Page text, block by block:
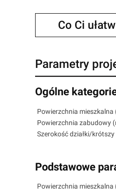
Co Ci
Parametry
Ogólne
Powierzchnia mieszkalna
Powierzchnia zabudowy
Szerokość działki/krótszy
Podstawowe
Powierzchnia mieszkalna